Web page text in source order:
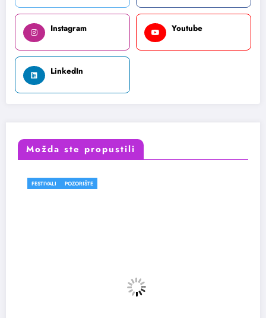
Instagram Youtube
LinkedIn
Možda ste propustili